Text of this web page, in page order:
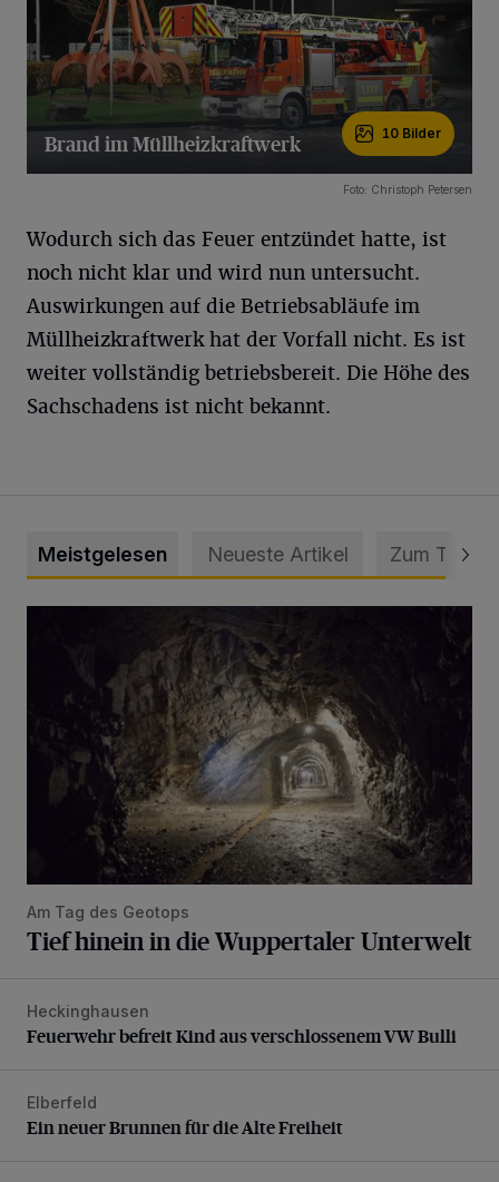
Brand im Müllheizkraftwerk 10 Bilder
Foto: Christoph Petersen
Wodurch sich das Feuer entzündet hatte, ist
noch nicht klar und wird nun untersucht.
Auswirkungen auf die Betriebsabläufe im
Müllheizkraftwerk hat der Vorfall nicht. Es ist
weiter vollständig betriebsbereit. Die Höhe des
Sachschadens ist nicht bekannt.
Meistgelesen Neueste Artikel Zum Thema
Am Tag des Geotops
Tief hinein in die Wuppertaler Unterwelt
Feuerwehr befreit Kind aus verschlossenem VW Bulli
Heckinghausen
Feuerwehr befreit Kind aus verschlossenem VW Bulli
Ein neuer Brunnen für die Alte Freiheit
Elberfeld
Ein neuer Brunnen für die Alte Freiheit